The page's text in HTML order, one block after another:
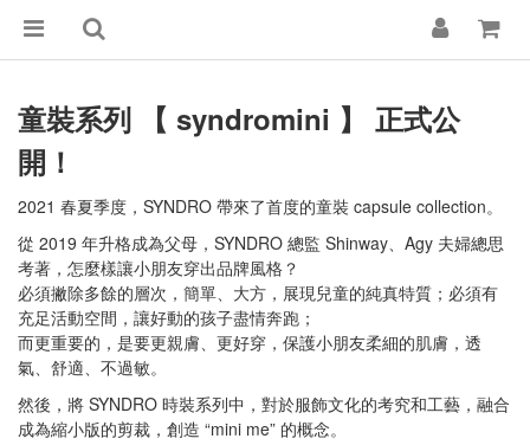
童裝系列 【 syndromini 】 正式公
開！
2021 春夏季度，SYNDRO 帶來了首度的童裝 capsule collection。
從 2019 年升格成為父母，SYNDRO 總監 Shinway、Agy 夫婦總思
考著，怎麼樣讓小朋友穿出品牌風格？
必須撇除多餘的層次，簡單、大方，展現兒童的純真特質；必須有
充足活動空間，讓好動的孩子盡情奔跑；
而更重要的，是要更親膚、更好穿，保護小朋友柔細的肌膚，透
氣、舒適、不過敏。
然後，將 SYNDRO 時裝系列中，對於服飾文化的考究和工藝，融合
成為縮小版的剪裁，創造 “mini me” 的概念。